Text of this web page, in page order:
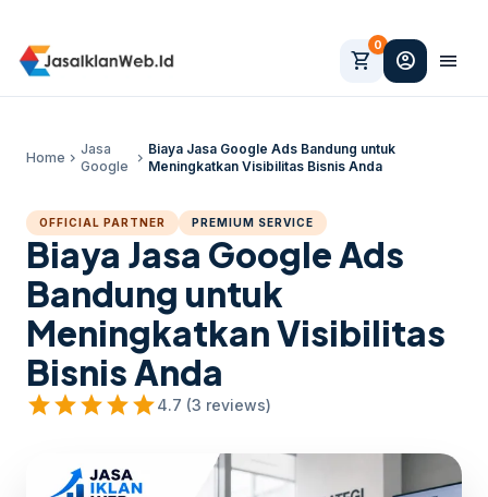
shopping_cart
0
account_circle menu
Home chevron_right
Jasa
Google
chevron_right
Biaya Jasa Google Ads Bandung untuk
Meningkatkan Visibilitas Bisnis Anda
OFFICIAL PARTNER PREMIUM SERVICE
Biaya Jasa Google Ads
Bandung untuk
Meningkatkan Visibilitas
Bisnis Anda
starstarstarstarstar4.7 (3 reviews)